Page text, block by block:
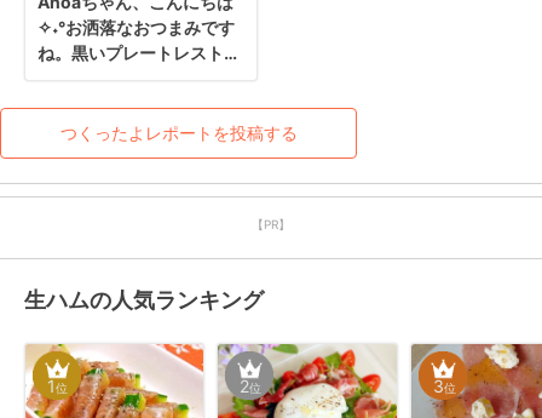
✧˖°お洒落なおつまみです
ね。黒いプレートレストラ
いい^ ̳>< ̳^‪‪えんどう豆チー
ズは微妙な味汗注意です
つくったよレポートを投稿する
【PR】
生ハムの人気ランキング
1位 2位 3位